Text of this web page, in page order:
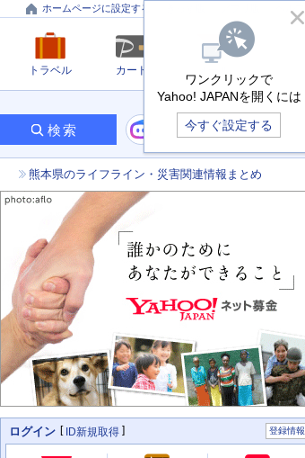
ワンクリックで
Yahoo! JAPANを開くには
今すぐ設定する
ホームページに設定する
トラベル カード
検索
熊本県のライフライン・災害関連情報まとめ
個
人
ログイン ID新規取得 登録情報
あ
た
の
ス